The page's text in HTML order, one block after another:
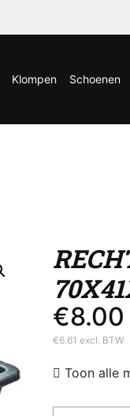
Klompen Schoenen
€8.00
€6.61 excl. BTW
Toon alle